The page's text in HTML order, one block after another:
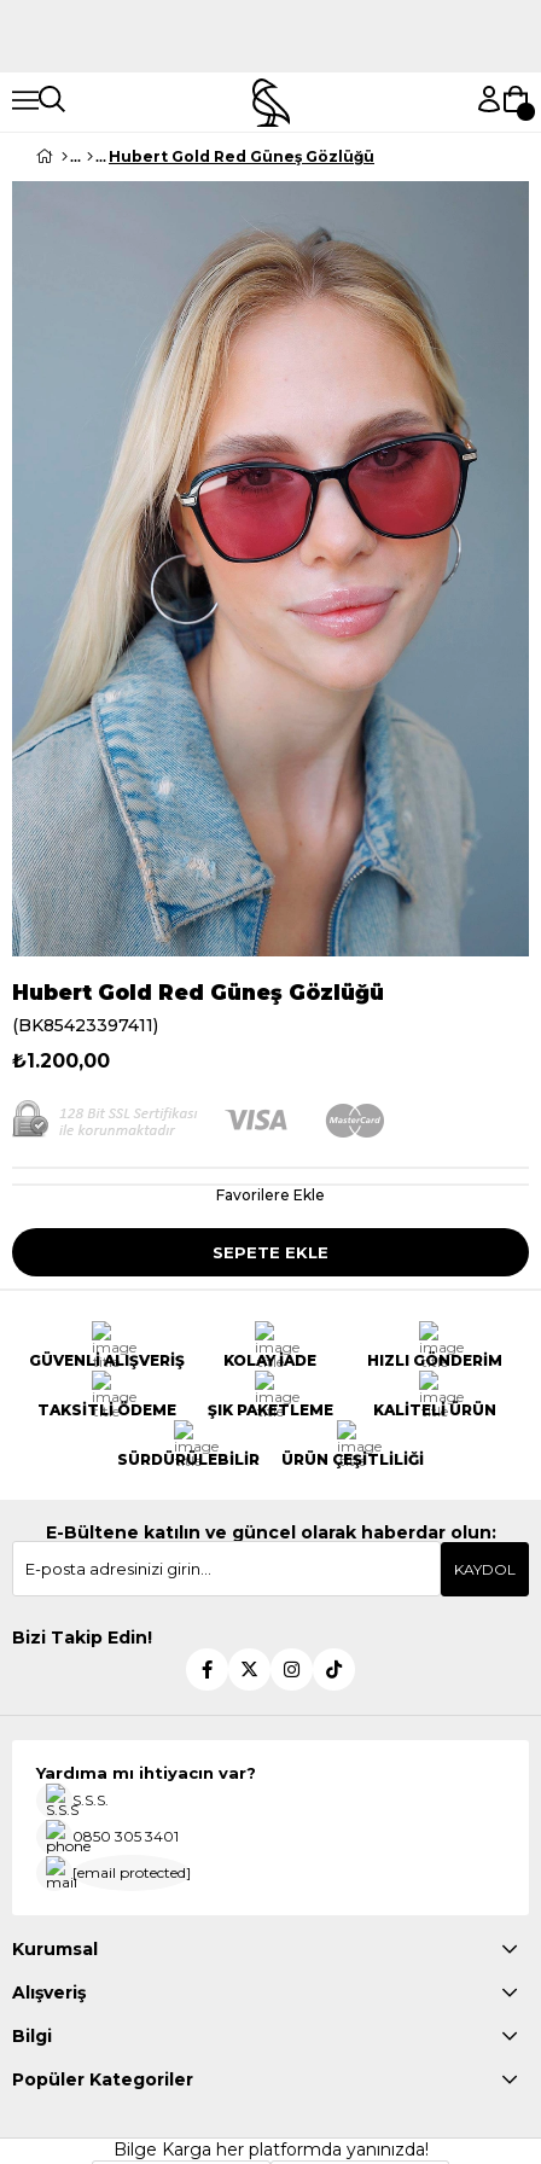
Hubert Gold Red Güneş Gözlüğü
Hubert Gold Red Güneş Gözlüğü
(BK85423397411)
₺1.200,00
Favorilere Ekle
GÜVENLİ ALIŞVERİŞ KOLAY İADE HIZLI GÖNDERİM
TAKSİTLİ ÖDEME ŞIK PAKETLEME KALİTELİ ÜRÜN
SÜRDÜRÜLEBİLİR ÜRÜN ÇEŞİTLİLİĞİ
E-Bültene katılın ve güncel olarak haberdar olun:
KAYDOL
Bizi Takip Edin!
Yardıma mı ihtiyacın var?
S.S.S.
0850 305 3401
[email protected]
Kurumsal
Alışveriş
Bilgi
Popüler Kategoriler
Bilge Karga her platformda yanınızda!